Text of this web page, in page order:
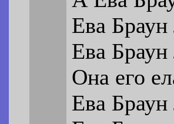
Ева
Ева
Она его
Ева